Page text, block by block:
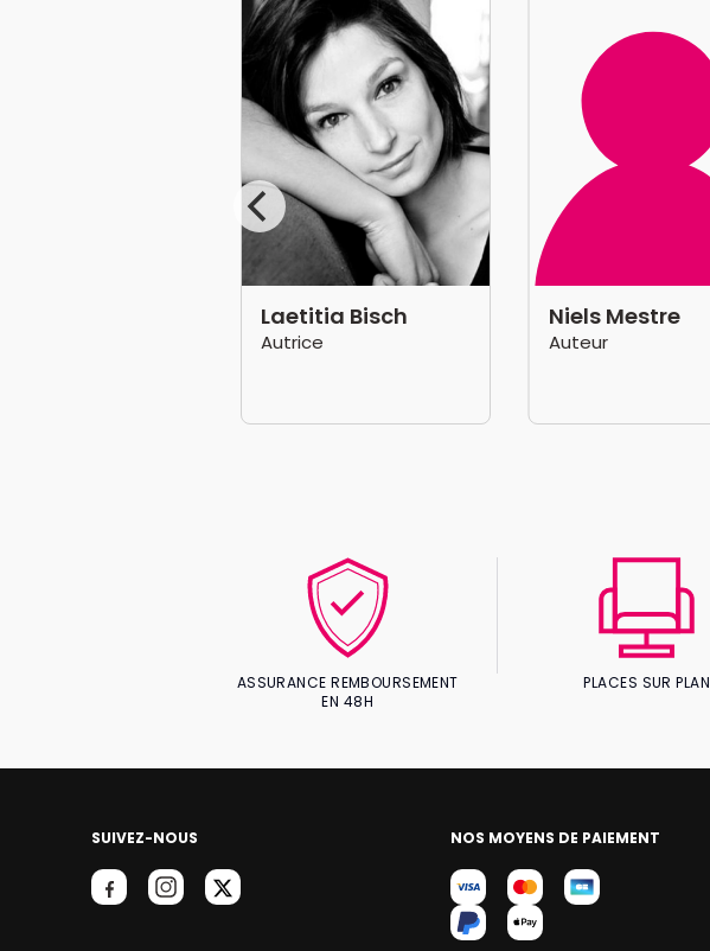
Laetitia Bisch
Autrice
Niels Mestre
Auteur
ASSURANCE REMBOURSEMENT
EN 48H
PLACES SUR PLAN
SUIVEZ-NOUS NOS MOYENS DE PAIEMENT